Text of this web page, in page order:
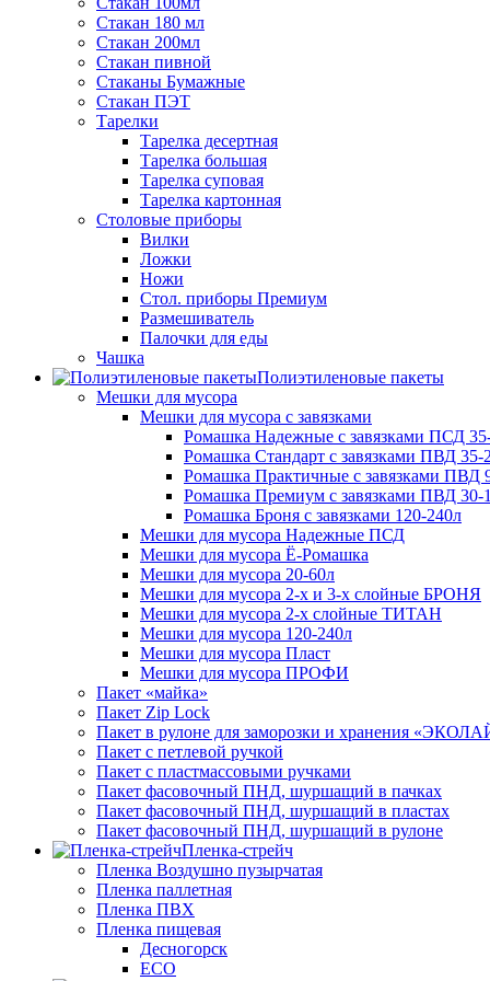
Стакан 180 мл
Стакан 200мл
Стакан пивной
Стаканы Бумажные
Стакан ПЭТ
Тарелки
Тарелка десертная
Тарелка большая
Тарелка суповая
Тарелка картонная
Столовые приборы
Вилки
Ложки
Ножи
Стол. приборы Премиум
Размешиватель
Палочки для еды
Чашка
Полиэтиленовые пакеты
Мешки для мусора
Мешки для мусора с завязками
Ромашка Надежные с завязками ПСД
Ромашка Стандарт с завязками ПВД 35-
Ромашка Практичные с завязками ПВД
Ромашка Премиум с завязками ПВД 30-
Ромашка Броня с завязками 120-240л
Мешки для мусора Надежные ПСД
Мешки для мусора Ё-Ромашка
Мешки для мусора 20-60л
Мешки для мусора 2-х и 3-х слойные БРОНЯ
Мешки для мусора 2-х слойные ТИТАН
Мешки для мусора 120-240л
Мешки для мусора Пласт
Мешки для мусора ПРОФИ
Пакет «майка»
Пакет Zip Lock
Пакет в рулоне для заморозки и хранения
Пакет с петлевой ручкой
Пакет с пластмассовыми ручками
Пакет фасовочный ПНД, шуршащий в пачках
Пакет фасовочный ПНД, шуршащий в пластах
Пакет фасовочный ПНД, шуршащий в рулоне
Пленка-стрейч
Пленка Воздушно пузырчатая
Пленка паллетная
Пленка ПВХ
Пленка пищевая
Десногорск
ECO